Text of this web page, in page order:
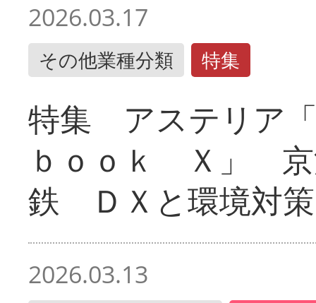
2026.03.17
その他業種分類 特集
特集 アステリア
ｂｏｏｋ Ｘ」 京
鉄 ＤＸと環境対策
2026.03.13